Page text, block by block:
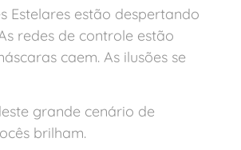
Estelares estão despertando
redes de controle estão
caem. As ilusões se
grande cenário de
brilham.